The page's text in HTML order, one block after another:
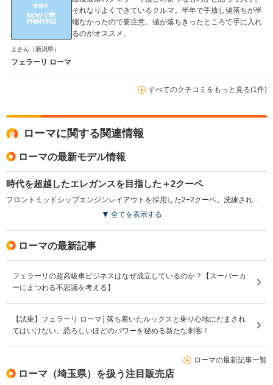
それなりよくできているクルマ。半年で手放し値落ちが半
端なかったので要注意。値が落ちきったところで手に入れ
るのがオススメ。
よさん （新潟県）
フェラーリ ローマ
すべてのクチコミをもっと見る(1件)
ローマに関する関連情報
ローマの最新モデル情報
時代を超越したエレガンスを目指した＋2クーペ
全てを表示する
ローマの最新記事
フェラーリの超高級車ビジネスはなぜ成立しているのか？【スーパーカ
ーにまつわる不思議を考える】
【試乗】フェラーリ ローマ│落ち着いたルックスと乗り心地にだまされ
てはいけない、恐ろしいほどのパワーを秘める新たな刺客！
ローマの最新記事一覧
ローマ（埼玉県）を扱う注目販売店